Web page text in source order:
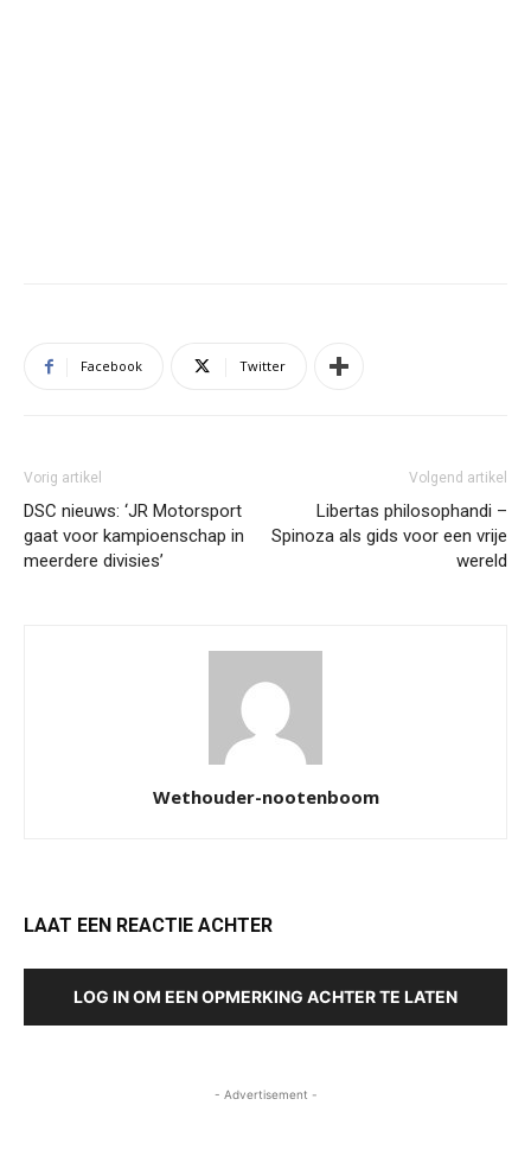
Facebook Twitter
Vorig artikel
DSC nieuws: ‘JR Motorsport
gaat voor kampioenschap in
meerdere divisies’
Volgend artikel
Libertas philosophandi –
Spinoza als gids voor een vrije
wereld
Wethouder-nootenboom
LAAT EEN REACTIE ACHTER
LOG IN OM EEN OPMERKING ACHTER TE LATEN
- Advertisement -